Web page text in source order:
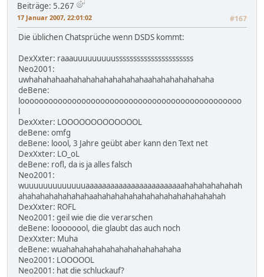
Beiträge: 5.267
17 Januar 2007, 22:01:02 #167
Die üblichen Chatsprüche wenn DSDS kommt:
DexXxter: raaauuuuuuuuussssssssssssssssssssss
Neo2001:
uwhahahahaahahahahahahahahahaahahahahahahaha
deBene:
looooooooooooooooooooooooooooooooooooooooooooooo
l
DexXxter: LOOOOOOOOOOOOOL
deBene: omfg
deBene: loool, 3 Jahre geübt aber kann den Text net
DexXxter: LO_oL
deBene: rofl, da is ja alles falsch
Neo2001:
wuuuuuuuuuuuuuaaaaaaaaaaaaaaaaaaaaaaaahahahahahahah
ahahahahahahahahaahahahahahahahahahahahahahahah
DexXxter: ROFL
Neo2001: geil wie die die verarschen
deBene: loooooool, die glaubt das auch noch
DexXxter: Muha
deBene: wuahahahahahahahahahahahahaha
Neo2001: LOOOOOL
Neo2001: hat die schluckauf?